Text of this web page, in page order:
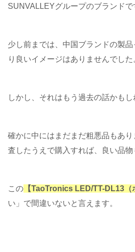
SUNVALLEYグループのブランドで
少し前までは、中国ブランドの製
り良いイメージはありませんでした
しかし、それはもう過去の話かもし
確かに中にはまだまだ粗悪品もあ
査したうえで購入すれば、良い品物
この 【TaoTronics LED/TT-DL13（
い」で間違いないと言えます。